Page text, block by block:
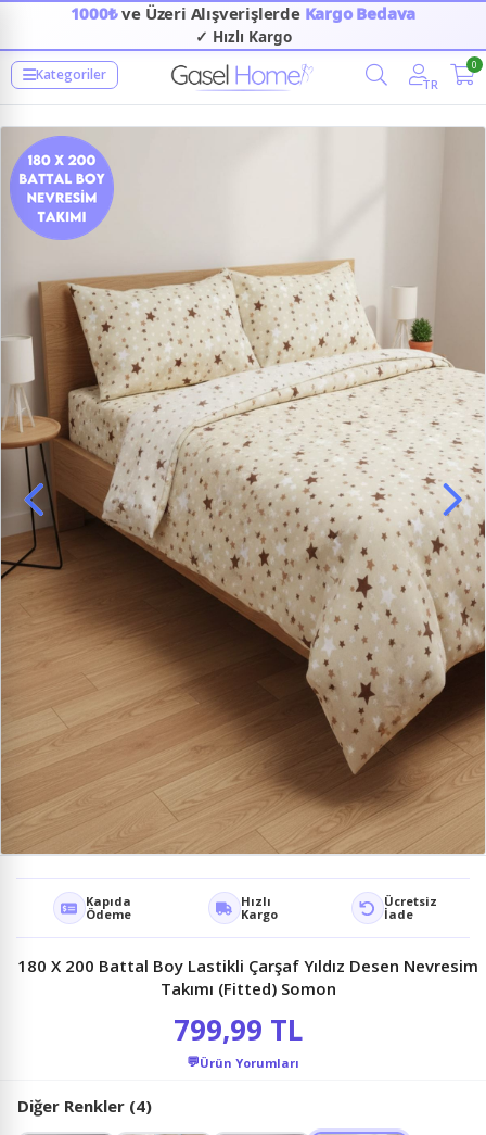
1000₺ve Üzeri Alışverişlerde Kargo Bedava
✓ Hızlı Kargo
Kategoriler
TR
0
Kapıda
Ödeme
Hızlı
Kargo
Ücretsiz
İade
180 X 200 Battal Boy Lastikli Çarşaf Yıldız Desen Nevresim
Takımı (Fitted) Somon
799,99 TL
💬Ürün Yorumları
Diğer Renkler (4)